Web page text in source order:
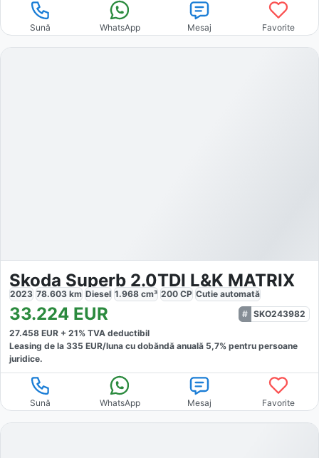
Sună WhatsApp Mesaj Favorite
Skoda Superb 2.0TDI L&K MATRIX
2023 78.603 km Diesel 1.968 cm³ 200 CP Cutie automată
33.224 EUR
SKO243982
27.458 EUR + 21% TVA deductibil
Leasing de la 335 EUR/luna cu dobăndă anuală 5,7% pentru persoane
juridice.
Sună WhatsApp Mesaj Favorite